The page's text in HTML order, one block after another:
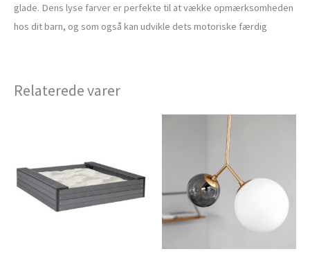
glade. Dens lyse farver er perfekte til at vække opmærksomheden
hos dit barn, og som også kan udvikle dets motoriske færdig
Relaterede varer